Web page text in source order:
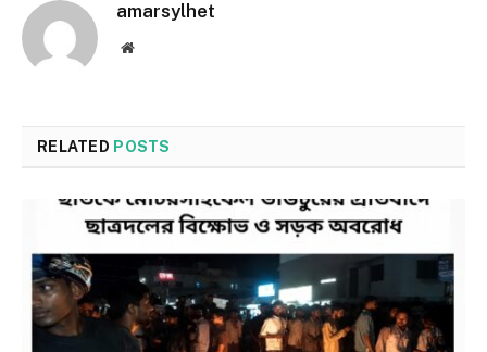
amarsylhet
Website
RELATED POSTS